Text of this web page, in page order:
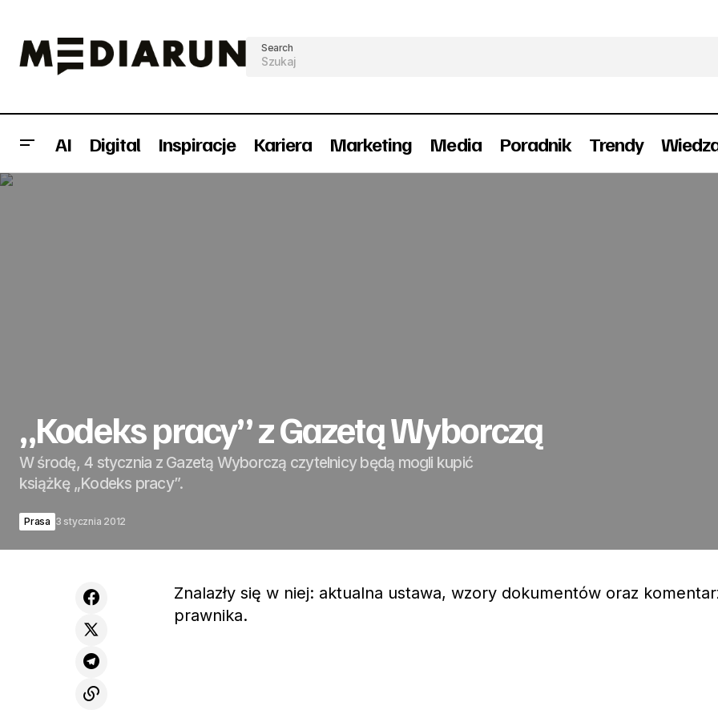
Search
AI Digital Inspiracje Kariera Marketing Media Poradnik Trendy
„Kodeks pracy” z Gazetą Wyborczą
W środę, 4 stycznia z Gazetą Wyborczą czytelnicy będą mogli kupić
książkę „Kodeks pracy”.
Prasa 3 stycznia 2012
Znalazły się w niej: aktualna ustawa, wzory dokumentów oraz
prawnika.